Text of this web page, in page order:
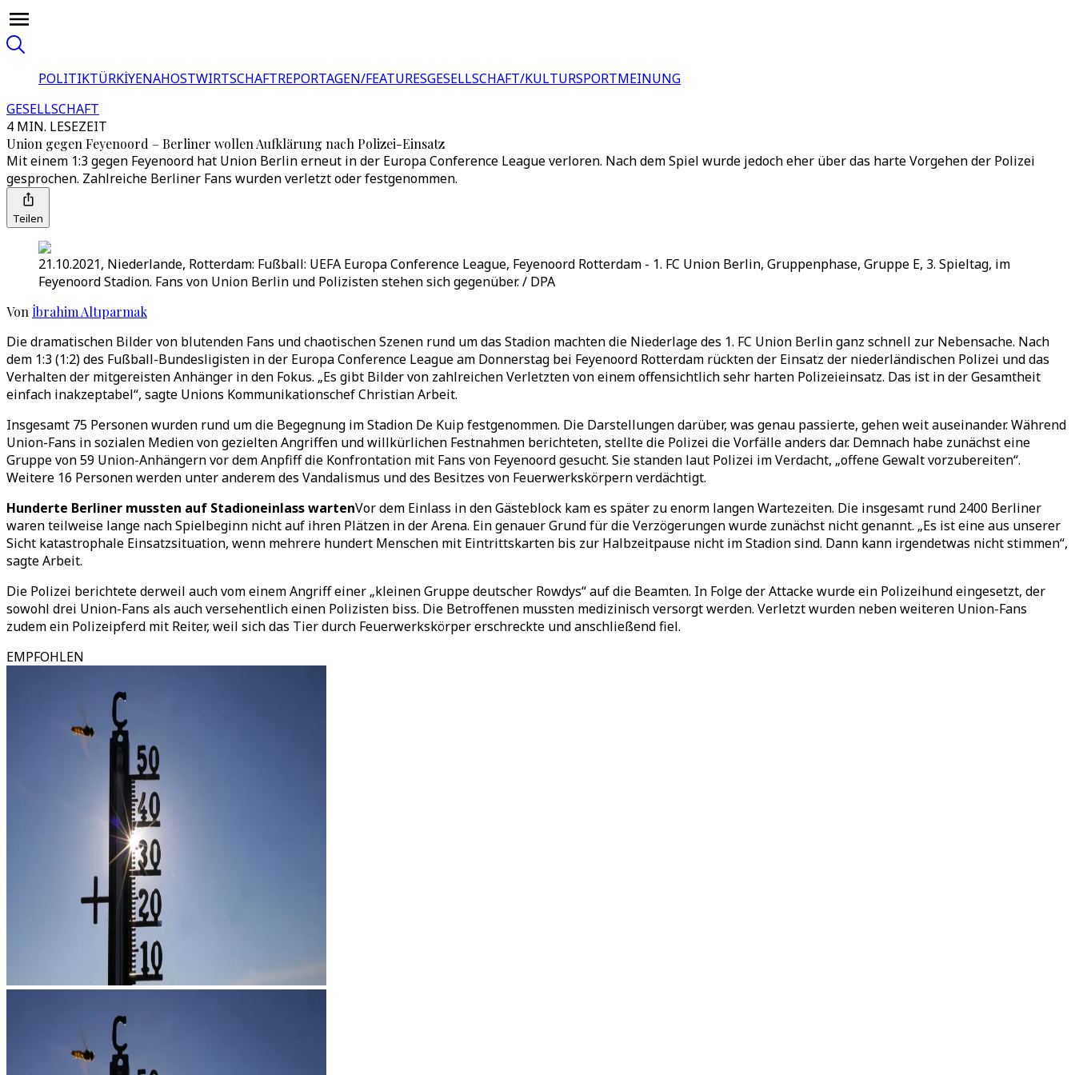
POLITIKTÜRKİYENAHOSTWIRTSCHAFTREPORTAGEN/FEATURESGESELLSCHAFT/KULTURSPORTMEINUNG
GESELLSCHAFT
4 MIN. LESEZEIT
Union gegen Feyenoord – Berliner wollen Aufklärung nach Polizei-Einsatz
Mit einem 1:3 gegen Feyenoord hat Union Berlin erneut in der Europa Conference League verloren. Nach dem Spiel wurde jedoch eher über das harte Vorgehen der Polizei
gesprochen. Zahlreiche Berliner Fans wurden verletzt oder festgenommen.
Teilen
21.10.2021, Niederlande, Rotterdam: Fußball: UEFA Europa Conference League, Feyenoord Rotterdam - 1. FC Union Berlin, Gruppenphase, Gruppe E, 3. Spieltag, im
Feyenoord Stadion. Fans von Union Berlin und Polizisten stehen sich gegenüber. / DPA
Von İbrahim Altıparmak
Die dramatischen Bilder von blutenden Fans und chaotischen Szenen rund um das Stadion machten die Niederlage des 1. FC Union Berlin ganz schnell zur Nebensache. Nach
dem 1:3 (1:2) des Fußball-Bundesligisten in der Europa Conference League am Donnerstag bei Feyenoord Rotterdam rückten der Einsatz der niederländischen Polizei und das
Verhalten der mitgereisten Anhänger in den Fokus. „Es gibt Bilder von zahlreichen Verletzten von einem offensichtlich sehr harten Polizeieinsatz. Das ist in der Gesamtheit
einfach inakzeptabel“, sagte Unions Kommunikationschef Christian Arbeit.
Insgesamt 75 Personen wurden rund um die Begegnung im Stadion De Kuip festgenommen. Die Darstellungen darüber, was genau passierte, gehen weit auseinander. Während
Union-Fans in sozialen Medien von gezielten Angriffen und willkürlichen Festnahmen berichteten, stellte die Polizei die Vorfälle anders dar. Demnach habe zunächst eine
Gruppe von 59 Union-Anhängern vor dem Anpfiff die Konfrontation mit Fans von Feyenoord gesucht. Sie standen laut Polizei im Verdacht, „offene Gewalt vorzubereiten“.
Weitere 16 Personen werden unter anderem des Vandalismus und des Besitzes von Feuerwerkskörpern verdächtigt.
Hunderte Berliner mussten auf Stadioneinlass wartenVor dem Einlass in den Gästeblock kam es später zu enorm langen Wartezeiten. Die insgesamt rund 2400 Berliner
waren teilweise lange nach Spielbeginn nicht auf ihren Plätzen in der Arena. Ein genauer Grund für die Verzögerungen wurde zunächst nicht genannt. „Es ist eine aus unserer
Sicht katastrophale Einsatzsituation, wenn mehrere hundert Menschen mit Eintrittskarten bis zur Halbzeitpause nicht im Stadion sind. Dann kann irgendetwas nicht stimmen“,
sagte Arbeit.
Die Polizei berichtete derweil auch vom einem Angriff einer „kleinen Gruppe deutscher Rowdys“ auf die Beamten. In Folge der Attacke wurde ein Polizeihund eingesetzt, der
sowohl drei Union-Fans als auch versehentlich einen Polizisten biss. Die Betroffenen mussten medizinisch versorgt werden. Verletzt wurden neben weiteren Union-Fans
zudem ein Polizeipferd mit Reiter, weil sich das Tier durch Feuerwerkskörper erschreckte und anschließend fiel.
EMPFOHLEN